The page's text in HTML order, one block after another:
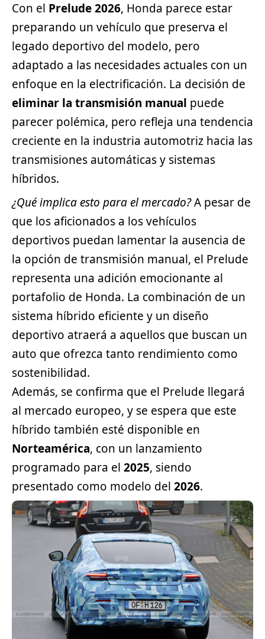
Con el Prelude 2026, Honda parece estar
preparando un vehículo que preserva el
legado deportivo del modelo, pero
adaptado a las necesidades actuales con un
enfoque en la electrificación. La decisión de
eliminar la transmisión manual puede
parecer polémica, pero refleja una tendencia
creciente en la industria automotriz hacia las
transmisiones automáticas y sistemas
híbridos.
¿Qué implica esto para el mercado?A pesar de
que los aficionados a los vehículos
deportivos puedan lamentar la ausencia de
la opción de transmisión manual, el Prelude
representa una adición emocionante al
portafolio de Honda. La combinación de un
sistema híbrido eficiente y un diseño
deportivo atraerá a aquellos que buscan un
auto que ofrezca tanto rendimiento como
sostenibilidad.
Además, se confirma que el Prelude llegará
al mercado europeo, y se espera que este
híbrido también esté disponible en
Norteamérica, con un lanzamiento
programado para el 2025, siendo
presentado como modelo del 2026.